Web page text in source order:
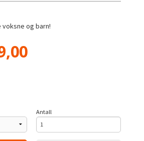
og barn!
Antall